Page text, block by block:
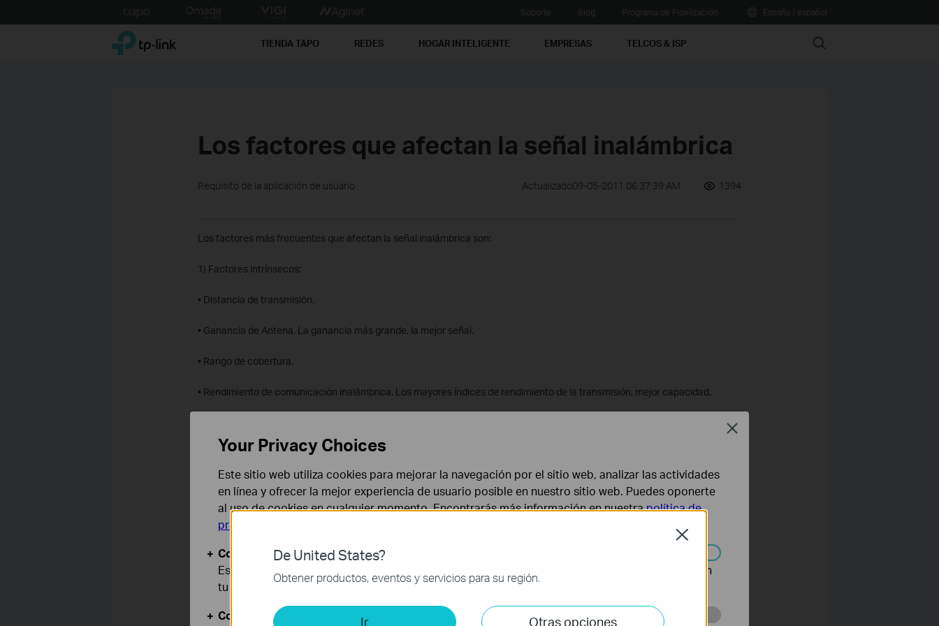
to
TP-Link, Reliably Smart TIENDA TAPO REDES HOGAR INTELIGENTE EMPRESAS TELCOS & ISP Search
Los factores que afectan la señal inalámbrica
Requisito de la aplicación de usuario Actualizado09-05-2011 06:37:39 AM 1394
Los factores más frecuentes que afectan la señal inalámbrica son:
1) Factores intrínsecos:
• Distancia de transmisión.
• Ganancia de Antena. La ganancia más grande, la mejor señal.
• Rango de cobertura.
• Rendimiento de comunicación inalámbrica. Los mayores índices de rendimiento de la transmisión, mejor capacidad.
• Barreras, como paredes o tablas de madera etc.
• La interferencia de otros dispositivos con la misma banda de frecuencia de punto de acceso o router inalámbrico, tales
como microondas o teléfonos inalámbricos, etc.
• Hay más de un punto de acceso o router inalámbrico operando en el mismo canal.
• El lugar donde se coloca un punto de acceso o router inalámbrico. Trate de colocar el dispositivo en un lugar alto para
reducir la segunda comprobación de barreras.
¿Es útil este artículo?
De United States?
Obtener productos, eventos y servicios para su región.
Ir Otras opciones
Close
Your Privacy Choices
Este sitio web utiliza cookies para mejorar la navegación por el sitio web, analizar las actividades
en línea y ofrecer la mejor experiencia de usuario posible en nuestro sitio web. Puedes oponerte
al uso de cookies en cualquier momento. Encontrarás más información en nuestrapolítica de
privacidad
Cookies Básicas
Estas cookies son necesarias para el funcionamiento del sitio web y no pueden desactivarse en
tu sistema.
Cookies de Análisis y de Marketing
Close